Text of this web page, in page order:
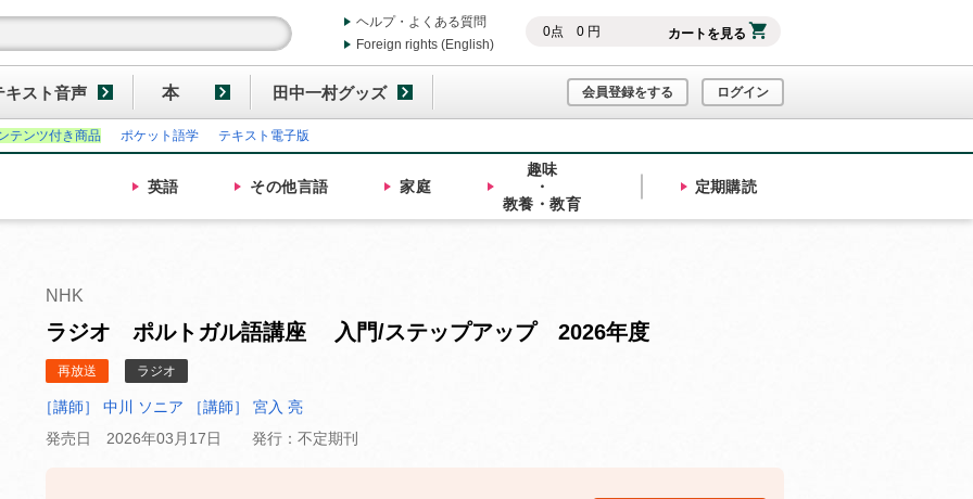
0点 0円 カートを見る
ヘルプ・よくある質問
Foreign rights (English)
キスト音声 本 田中一村グッズ 会員登録をする ログイン
テンツ付き商品 ポケット語学 テキスト電子版
英語 その他言語 家庭
趣味
・
教養・教育
定期購読
NHK
ラジオ ポルトガル語講座 入門/ステップアップ 2026年度
再放送 ラジオ
［講師］ 中川 ソニア
［講師］ 宮入 亮
発売日 2026年03月17日
発行：不定期刊